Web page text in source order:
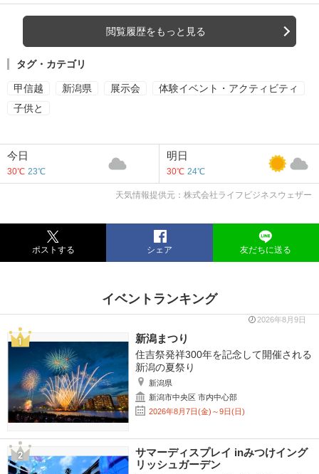
閲覧履歴をもっと見る
タグ・カテゴリ
甲信越 新潟県 展示会
体験イベント・アクティビティ
子供と
今日
30℃ 23℃
明日
30℃ 24℃
天気情報提供元：株式会社ライフビジネスウェザー
ポストする シェア 友だちに送る
イベントランキング
2026年8月9日
新潟まつり
住吉祭発祥300年を記念して開催される
新潟の夏祭り
新潟県
新潟市中央区 市内中心部
2026年8月7日(金)～9日(日)
サマーディスプレイ inみつけイング
リッシュガーデン